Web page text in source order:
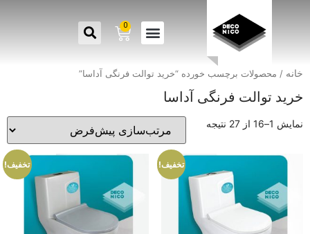
0
خانه / محصولات برچسب خورده “خرید توالت فرنگی آداسا”
خرید توالت فرنگی آداسا
نمایش 1–16 از 27 نتیجه
تخفیف! تخفیف!